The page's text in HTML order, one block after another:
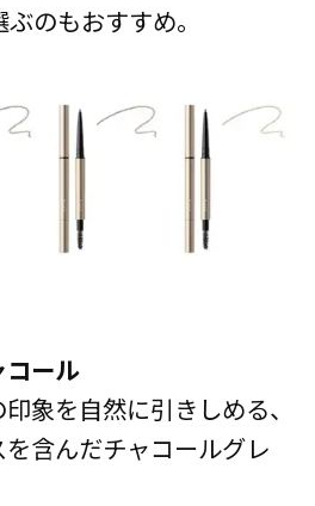
のもおすすめ。
ール
象を自然に引きしめる、
を含んだチャコールグレ